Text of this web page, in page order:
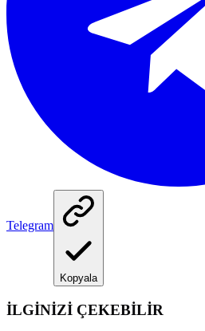
Telegram
Kopyala
İLGİNİZİ ÇEKEBİLİR